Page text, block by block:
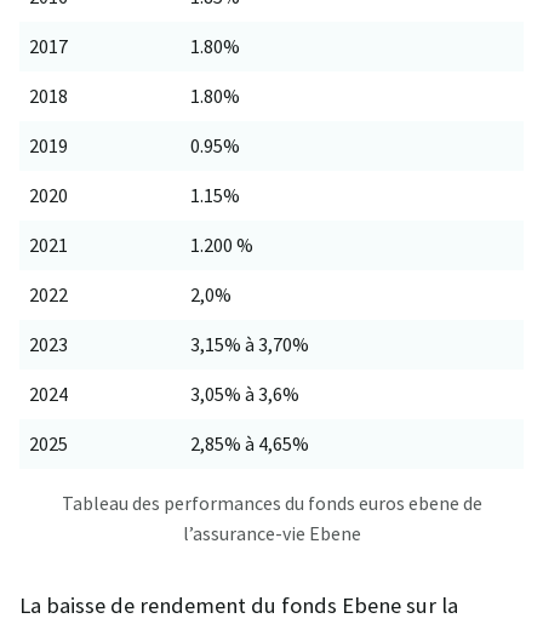
2017 1.80%
2018 1.80%
2019 0.95%
2020 1.15%
2021 1.200 %
2022 2,0%
2023 3,15% à 3,70%
2024 3,05% à 3,6%
2025 2,85% à 4,65%
Tableau des performances du fonds euros ebene de
l’assurance-vie Ebene
La baisse de rendement du fonds Ebene sur la